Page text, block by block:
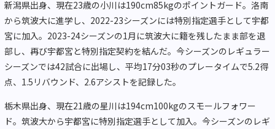
新潟県出身、現在23歳の小川は190cm85kgのポイントガード。洛南
から筑波大に進学し、2022-23シーズンには特別指定選手として宇都
宮に加入。2023-24シーズンの1月に筑波大に籍を残したまま部を退
部し、再び宇都宮と特別指定契約を結んだ。今シーズンのレギュラー
シーズンでは42試合に出場し、平均17分03秒のプレータイムで5.2得
点、1.5リバウンド、2.6アシストを記録した。
栃木県出身、現在21歳の星川は194cm100kgのスモールフォワー
ド。筑波大から宇都宮に特別指定選手として加入。今シーズンのレギ